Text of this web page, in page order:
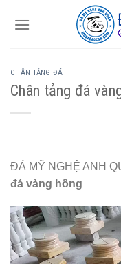
CHÂN TẢNG ĐÁ
Chân tảng đá
ĐÁ MỸ NGHỆ ANH
đá vàng hồng